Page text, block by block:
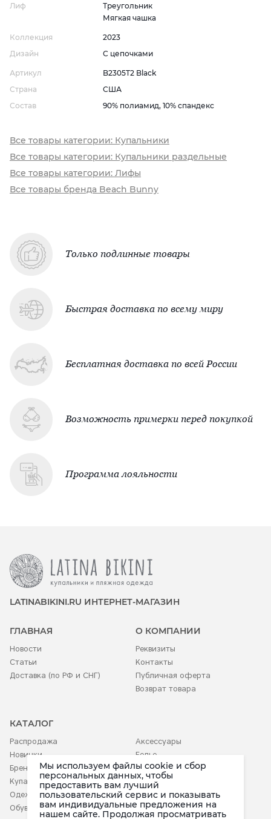
Лиф
Треугольник
Мягкая чашка
Коллекция
2023
Дизайн
С цепочками
Артикул
B2305T2 Black
Страна
США
Состав
90% полиамид, 10% спандекс
Все товары категории: Купальники
Все товары категории: Купальники раздельные
Все товары категории: Лифы
Все товары бренда Beach Bunny
Только подлинные товары
Быстрая доставка по всему миру
Бесплатная доставка по всей России
Возможность примерки перед покупкой
Программа лояльности
LATINABIKINI.RU ИНТЕРНЕТ-МАГАЗИН
ГЛАВНАЯ
Новости
Статьи
Доставка (по РФ и СНГ)
О КОМПАНИИ
Реквизиты
Контакты
Публичная оферта
Возврат товара
КАТАЛОГ
Распродажа
Новинки
Бренды
Купальники
Одежда
Обувь
Аксессуары
Белье
Детское
Мы используем файлы cookie и сбор
персональных данных, чтобы
предоставить вам лучший
пользовательский сервис и показывать
вам индивидуальные предложения на
нашем сайте. Продолжая просматривать